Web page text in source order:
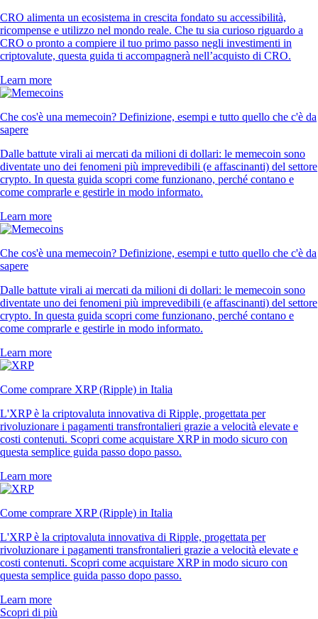
CRO alimenta un ecosistema in crescita fondato su accessibilità,
ricompense e utilizzo nel mondo reale. Che tu sia curioso riguardo a
CRO o pronto a compiere il tuo primo passo negli investimenti in
criptovalute, questa guida ti accompagnerà nell’acquisto di CRO.
Learn more
Che cos'è una memecoin? Definizione, esempi e tutto quello che c'è da
sapere
Dalle battute virali ai mercati da milioni di dollari: le memecoin sono
diventate uno dei fenomeni più imprevedibili (e affascinanti) del settore
crypto. In questa guida scopri come funzionano, perché contano e
come comprarle e gestirle in modo informato.
Learn more
Che cos'è una memecoin? Definizione, esempi e tutto quello che c'è da
sapere
Dalle battute virali ai mercati da milioni di dollari: le memecoin sono
diventate uno dei fenomeni più imprevedibili (e affascinanti) del settore
crypto. In questa guida scopri come funzionano, perché contano e
come comprarle e gestirle in modo informato.
Learn more
Come comprare XRP (Ripple) in Italia
L'XRP è la criptovaluta innovativa di Ripple, progettata per
rivoluzionare i pagamenti transfrontalieri grazie a velocità elevate e
costi contenuti. Scopri come acquistare XRP in modo sicuro con
questa semplice guida passo dopo passo.
Learn more
Come comprare XRP (Ripple) in Italia
L'XRP è la criptovaluta innovativa di Ripple, progettata per
rivoluzionare i pagamenti transfrontalieri grazie a velocità elevate e
costi contenuti. Scopri come acquistare XRP in modo sicuro con
questa semplice guida passo dopo passo.
Learn more
Scopri di più